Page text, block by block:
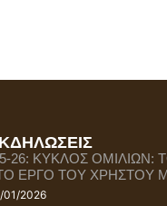
26: ΚΥΚΛΟΣ ΟΜΙΛΙΩΝ:
ΕΡΓΟ ΤΟΥ ΧΡΗΣΤΟΥ
01/2026